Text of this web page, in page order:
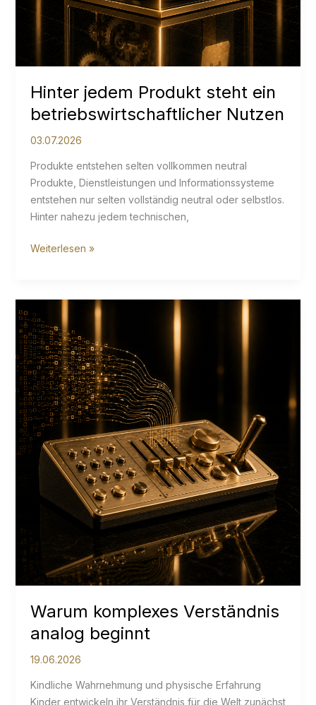
Hinter jedem Produkt steht ein
betriebswirtschaftlicher Nutzen
03.07.2026
Produkte entstehen selten vollkommen neutral
Produkte, Dienstleistungen und Informationssysteme
entstehen nur selten vollständig neutral oder selbstlos.
Hinter nahezu jedem technischen,
Hinter
steht
ein
betriebswirtschaftlicher
Nutzen
Weiterlesen »
Warum komplexes Verständnis
analog beginnt
19.06.2026
Kindliche Wahrnehmung und physische Erfahrung
Kinder entwickeln ihr Verständnis für die Welt zunächst